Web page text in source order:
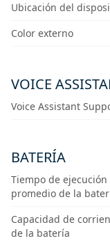
Ubicación del
Color externo
VOICE
Voice Assistant
BATERÍA
Tiempo de ejecución
promedio de la
Capacidad de
de la batería